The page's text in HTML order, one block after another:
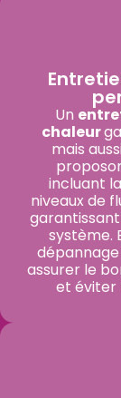
Un
chaleur
mais
incluant
niveaux de
système.
assurer le
et éviter